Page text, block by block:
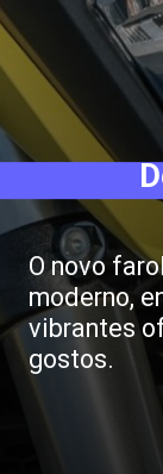
O novo
moderno,
vibrantes
gostos.